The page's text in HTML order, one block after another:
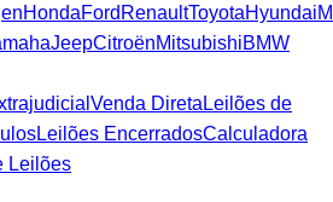
HondaFord RenaultToyotaHyundai
JeepCitroënMitsubishiBMW
Venda Direta Leilões de
Leilões EncerradosCalculadora
Leilões